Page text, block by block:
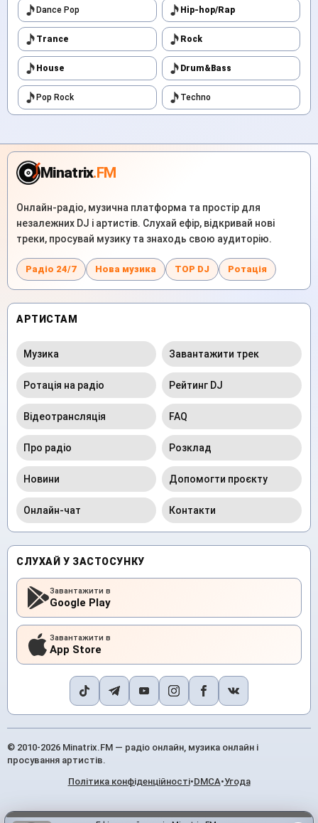
Dance Pop Hip-hop/Rap
Trance Rock
House Drum&Bass
Pop Rock Techno
Minatrix.FM
Онлайн-радіо, музична платформа та простір для
незалежних DJ і артистів. Слухай ефір, відкривай нові
треки, просувай музику та знаходь свою аудиторію.
Радіо 24/7 Нова музика TOP DJ Ротація
АРТИСТАМ
Музика Завантажити трек
Ротація на радіо Рейтинг DJ
Відеотрансляція FAQ
Про радіо Розклад
Новини Допомогти проєкту
Онлайн-чат Контакти
СЛУХАЙ У ЗАСТОСУНКУ
Завантажити в
Google Play
Завантажити в
App Store
© 2010-2026 Minatrix.FM — радіо онлайн, музика онлайн і
просування артистів.
Політика конфіденційності•DMCA•Угода